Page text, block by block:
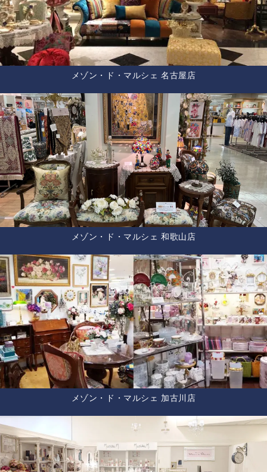
メゾン・ド・マルシェ 名古屋店
メゾン・ド・マルシェ 和歌山店
メゾン・ド・マルシェ 加古川店